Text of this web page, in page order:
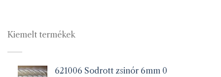
Kiemelt termékek
621006 Sodrott zsinór 6mm 0